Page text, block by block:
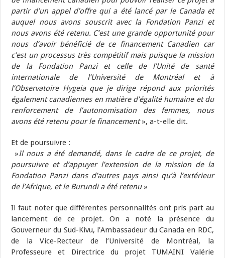
partir d’un appel d’offre qui a été lancé par le Canada et
auquel nous avons souscrit avec la Fondation Panzi et
nous avons été retenu. C’est une grande opportunité pour
nous d’avoir bénéficié de ce financement Canadien car
c’est un processus très compétitif mais puisque la mission
de la Fondation Panzi et celle de l’Unité de santé
internationale de l’Université de Montréal et à
l’Observatoire Hygeia que je dirige répond aux priorités
également canadiennes en matière d’égalité humaine et du
renforcement de l’autonomisation des femmes, nous
avons été retenu pour le financement», a-t-elle dit.
Et de poursuivre :
»Il nous a été demandé, dans le cadre de ce projet, de
poursuivre et d’appuyer l’extension de la mission de la
Fondation Panzi dans d’autres pays ainsi qu’à l’extérieur
de l’Afrique, et le Burundi a été retenu»
Il faut noter que différentes personnalités ont pris part au
lancement de ce projet. On a noté la présence du
Gouverneur du Sud-Kivu, l’Ambassadeur du Canada en RDC,
de la Vice-Recteur de l’Université de Montréal, la
Professeure et Directrice du projet TUMAINI Valérie